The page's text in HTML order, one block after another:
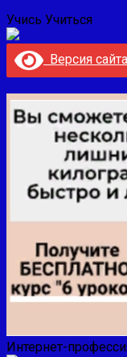
Учись Учиться
Версия
Интернет-